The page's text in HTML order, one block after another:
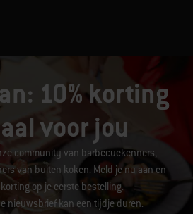
10% korting
voor jou
community van barbecuekenners,
van buiten koken. Meld je nu aan en
op je eerste bestelling.
nieuwsbrief kan een tijdje duren.